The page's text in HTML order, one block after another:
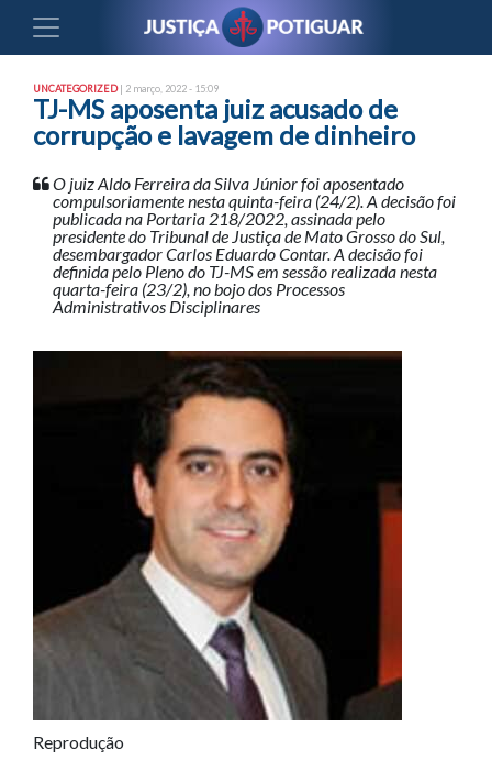
UNCATEGORIZED| 2 março, 2022 - 15:09
TJ-MS aposenta juiz acusado de
corrupção e lavagem de dinheiro
O juiz Aldo Ferreira da Silva Júnior foi aposentado
compulsoriamente nesta quinta-feira (24/2). A decisão foi
publicada na Portaria 218/2022, assinada pelo
presidente do Tribunal de Justiça de Mato Grosso do Sul,
desembargador Carlos Eduardo Contar. A decisão foi
definida pelo Pleno do TJ-MS em sessão realizada nesta
quarta-feira (23/2), no bojo dos Processos
Administrativos Disciplinares
Reprodução